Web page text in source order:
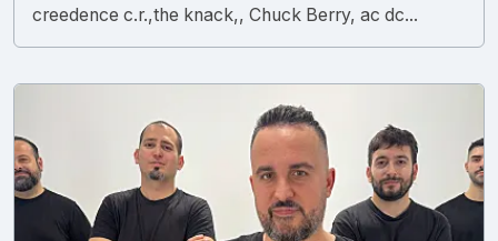
creedence c.r.,the knack,, Chuck Berry, ac dc...